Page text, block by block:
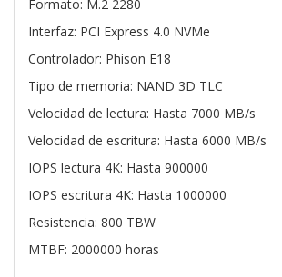
Formato: M.2 2280
Interfaz: PCI Express 4.0 NVMe
Controlador: Phison E18
Tipo de memoria: NAND 3D TLC
Velocidad de lectura: Hasta 7000 MB/s
Velocidad de escritura: Hasta 6000 MB/s
IOPS lectura 4K: Hasta 900000
IOPS escritura 4K: Hasta 1000000
Resistencia: 800 TBW
MTBF: 2000000 horas